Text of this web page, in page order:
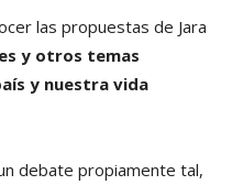
las propuestas de Jara
y otros temas
y nuestra vida
debate propiamente tal,